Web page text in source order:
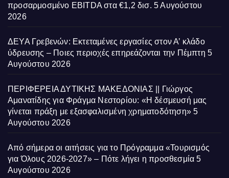
προσαρμοσμένο EBITDA στα €1,2 δισ. 5 Αυγούστου
2026
ΔΕΥΑ Γρεβενών: Εκτεταμένες εργασίες στον Α’ κλάδο
ύδρευσης – Ποιες περιοχές επηρεάζονται την Πέμπτη 5
Αυγούστου 2026
ΠΕΡΙΦΕΡΕΙΑ ΔΥΤΙΚΗΣ ΜΑΚΕΔΟΝΙΑΣ || Γιώργος
Αμανατίδης για Φράγμα Νεστορίου: «Η δέσμευσή μας
γίνεται πράξη με εξασφαλισμένη χρηματοδότηση» 5
Αυγούστου 2026
Από σήμερα οι αιτήσεις για το Πρόγραμμα «Τουρισμός
για Όλους 2026-2027» – Πότε λήγει η προσθεσμία 5
Αυγούστου 2026